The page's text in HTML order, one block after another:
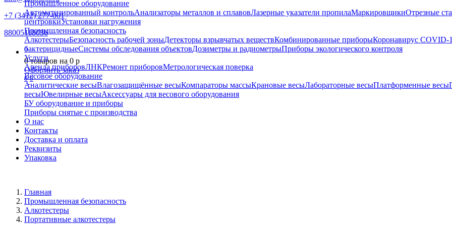
+7 (3412) 277-001
88005118036
0
0 товаров на 0 p
Оформить заказ
0 0
Промышленное оборудование
Автоматизированный контрольАнализаторы металлов и сплавовЛазерные указатели пропилаМаркировщикиОтрезные
центровкиУстановки нагружения
Промышленная безопасность
АлкотестерыБезопасность рабочей зоныДетекторы взрывчатых веществКомбинированные приборыКоронавирус COVID-
бактерицидныеСистемы обследования объектовДозиметры и радиометрыПриборы экологического контроля
Услуги
Аренда приборовЛНКРемонт приборовМетрологическая поверка
Весовое оборудование
Аналитические весыВлагозащищённые весыКомпараторы массыКрановые весыЛабораторные весыПлатформенные весы
весыЮвелирные весыАксессуары для весового оборудования
БУ оборудование и приборы
Приборы снятые с производства
О нас
Контакты
Доставка и оплата
Реквизиты
Упаковка
Главная
Промышленная безопасность
Алкотестеры
Портативные алкотестеры